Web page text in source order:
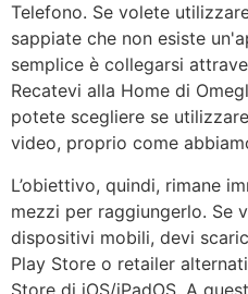
Telefono. Se volete
sappiate che non esiste
semplice è collegarsi
Recatevi alla Home di
potete scegliere se
video, proprio come
L’obiettivo, quindi, rimane
mezzi per raggiungerlo. Se
dispositivi mobili, devi
Play Store o retailer
Store di iOS/iPadOS. A